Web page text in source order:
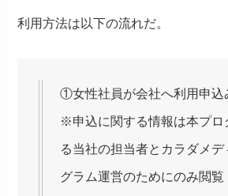
利用方法は以下の流れだ。
①女性社員が会社へ利用申込
※申込に関する情報は本プロ
る当社の担当者とカラダメデ
グラム運営のためにのみ閲覧